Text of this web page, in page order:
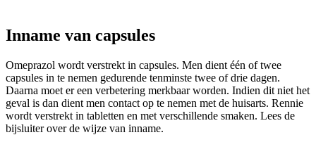
Inname van capsules
Omeprazol wordt verstrekt in capsules. Men dient één of twee
capsules in te nemen gedurende tenminste twee of drie dagen.
Daarna moet er een verbetering merkbaar worden. Indien dit niet het
geval is dan dient men contact op te nemen met de huisarts. Rennie
wordt verstrekt in tabletten en met verschillende smaken. Lees de
bijsluiter over de wijze van inname.